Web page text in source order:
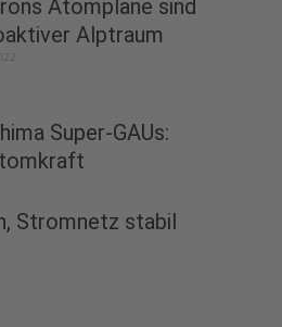
Atompläne sind
Alptraum
Super-GAUs:
Stromnetz stabil